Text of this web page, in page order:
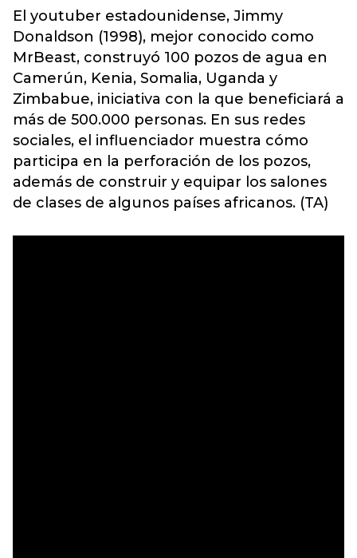
El youtuber estadounidense, Jimmy
Donaldson (1998), mejor conocido como
MrBeast, construyó 100 pozos de agua en
Camerún, Kenia, Somalia, Uganda y
Zimbabue, iniciativa con la que beneficiará a
más de 500.000 personas. En sus redes
sociales, el influenciador muestra cómo
participa en la perforación de los pozos,
además de construir y equipar los salones
de clases de algunos países africanos. (TA)